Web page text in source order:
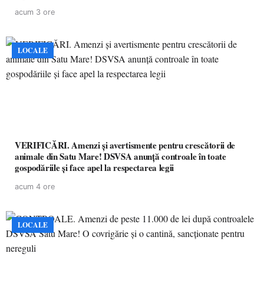
acum 3 ore
LOCALE
VERIFICĂRI. Amenzi și avertismente pentru crescătorii de
animale din Satu Mare! DSVSA anunță controale în toate
gospodăriile și face apel la respectarea legii
acum 4 ore
LOCALE